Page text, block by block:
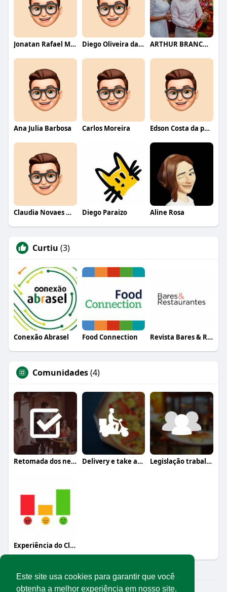
Este site usa cookies para garantir que você
obtenha a melhor experiência em nosso site.
Jonatan Rafael Mello Diego Oliveira da Motta ARTHUR BRANCO FERNANDES
Ana Julia Barbosa Carlos Moreira Edson Costa da paixão
Claudia Novaes Novaes Diego Paraizo Aline Rosa
Curtiu (3)
Conexão Abrasel Food Connection Revista Bares & Restaurantes
Comunidades(4)
Retomada dos negócios Delivery e take away Legislação trabalhista
Experiência do Cliente